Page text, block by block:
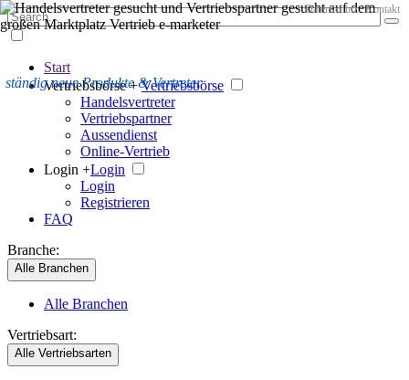
ständig neue Produkte & Vertreter
Datenschutz Kontakt
Start
Vertriebsbörse + Vertriebsbörse
Handelsvertreter
Vertriebspartner
Aussendienst
Online-Vertrieb
Login +Login
Login
Registrieren
FAQ
Branche:
Alle Branchen
Alle Branchen
Vertriebsart:
Alle Vertriebsarten